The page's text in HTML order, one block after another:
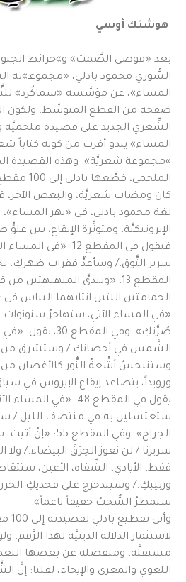
هوشنك أوسي
بعد «فوضى الصَّمت» و»خرائط
السُّوري محمود بادلي، «مجموعـ»ته
صفحة من القطع المتوسِّط. ولكون
الشِّعري الجديد على قصيدة ملحميَّة
المساء» يبدو أقرب من كونه كتاباً
»مجموعة شعريَّة». وهذه القصيدة
الملحمي،
كان ومضات شعريَّة، والبعض الآخر،
لغة محمود بادلي، في «نهر المساء»،
الإيروتيكيَّة، ومتوتِّرة الإيقاع، بين
فيقول في المقطع 12:
سرير التَّوق./ وسأعدُّ فقرات ظهركِ،
المقطع 13: «وبيديَّ
«في المساء الآتي، ستهاجرُ
صُرَّتكِ». وفي المقطع
الشَّمس في أحضانكِ./ وستشرق من
وستنبجسُ أشِّعةُ النُّور كالأغصان من
ورويداً، يتصاعد إيقاع الإيروس في
يقول في المقطع 48: «في
ستغتسلين به في منتصف الليل./
الجراح». وفي
سريرنا./ لن نعوز الخِرَقَ البيضاء./ ولا
فقط، الأيادي، الشِّفاه، الأعين،
وزبيبكِ./ وسيتدحرج على فخذيكِ الخرز
ستمطرُ السُّحبُ خفيفاً ناعماً».
لاستثمار الدلالة الدينيَّة لهذا الرَّقم.
مستقلَّة، ومنفصلة عن بعضها
اللغوي والمغزى والإيحاء، لقلنا: إنَّ